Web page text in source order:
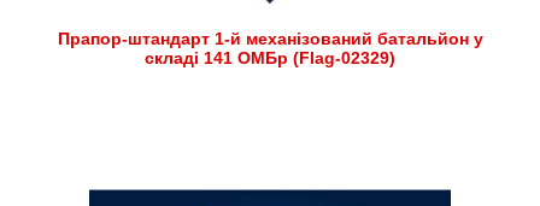
Прапор-штандарт 1-й механізований батальйон у
складі 141 ОМБр (Flag-02329)